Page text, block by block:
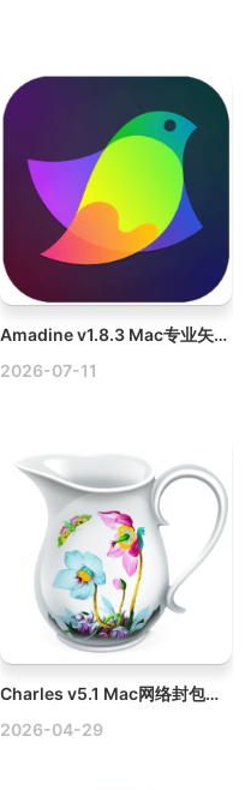
Amadine v1.8.3 Mac专业矢量绘图软件破解版
2026-07-11
Charles v5.1 Mac网络封包分析开发者调试工具
2026-04-29